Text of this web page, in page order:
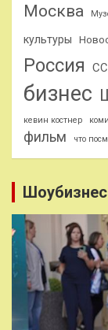
Москва
культуры
Россия
бизнес
кевин костнер
фильм
что
Шоубизнес